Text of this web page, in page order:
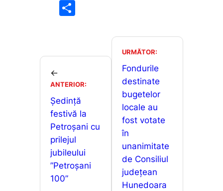
b
o
k
s
A
p
p
s
e
n
g
er
je
z
ă
←
ANTERIOR:
Ședință
festivă la
Petroșani cu
prilejul
jubileului
”Petroșani
100”
URMĂTOR:
Fondurile
destinate
bugetelor
locale au
fost votate
în
unanimitate
de Consiliul
județean
Hunedoara